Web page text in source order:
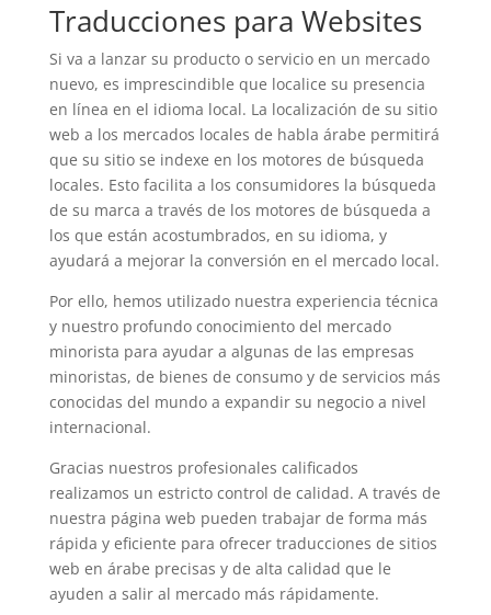
Traducciones para Websites
Si va a lanzar su producto o servicio en un mercado
nuevo, es imprescindible que localice su presencia
en línea en el idioma local. La localización de su sitio
web a los mercados locales de habla árabe permitirá
que su sitio se indexe en los motores de búsqueda
locales. Esto facilita a los consumidores la búsqueda
de su marca a través de los motores de búsqueda a
los que están acostumbrados, en su idioma, y
ayudará a mejorar la conversión en el mercado local.
Por ello, hemos utilizado nuestra experiencia técnica
y nuestro profundo conocimiento del mercado
minorista para ayudar a algunas de las empresas
minoristas, de bienes de consumo y de servicios más
conocidas del mundo a expandir su negocio a nivel
internacional.
Gracias nuestros profesionales calificados
realizamos un estricto control de calidad. A través de
nuestra página web pueden trabajar de forma más
rápida y eficiente para ofrecer traducciones de sitios
web en árabe precisas y de alta calidad que le
ayuden a salir al mercado más rápidamente.